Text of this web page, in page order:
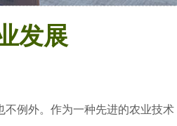
发展
例外。作为一种先进的农业技术